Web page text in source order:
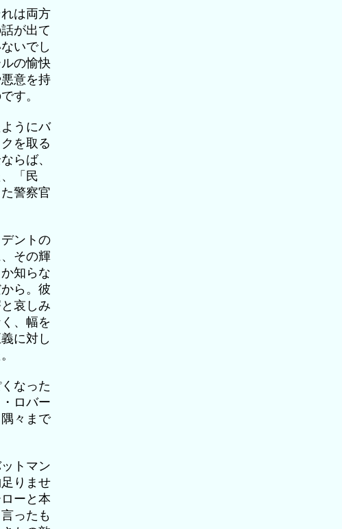
は両方
が出て
いでし
の愉快
意を持
す。
うにバ
を取る
らば、
「民
警察官
ントの
その輝
知らな
ら。彼
哀しみ
、幅を
に対し
なった
ロバー
々まで
トマン
りませ
ーと本
ったも